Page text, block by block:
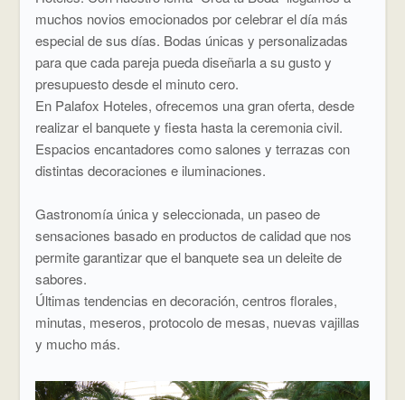
muchos novios emocionados por celebrar el día más
especial de sus días. Bodas únicas y personalizadas
para que cada pareja pueda diseñarla a su gusto y
presupuesto desde el minuto cero.
En Palafox Hoteles, ofrecemos una gran oferta, desde
realizar el banquete y fiesta hasta la ceremonia civil.
Espacios encantadores como salones y terrazas con
distintas decoraciones e iluminaciones.
Gastronomía única y seleccionada, un paseo de
sensaciones basado en productos de calidad que nos
permite garantizar que el banquete sea un deleite de
sabores.
Últimas tendencias en decoración, centros florales,
minutas, meseros, protocolo de mesas, nuevas vajillas
y mucho más.